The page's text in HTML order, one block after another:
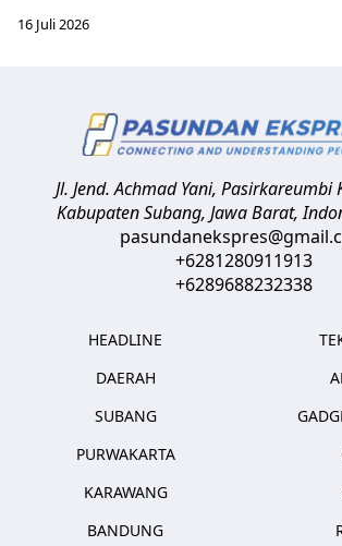
16 Juli 2026
Jl. Jend. Achmad Yani, Pasirkareumbi
Kabupaten Subang, Jawa Barat,
+6281280911913
+6289688232338
HEADLINE
DAERAH
SUBANG
PURWAKARTA
KARAWANG
BANDUNG